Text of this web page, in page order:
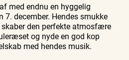
med endnu en hyggelig
7. december. Hendes smukke
den perfekte atmosfære
og nyde en god kop
med hendes musik.